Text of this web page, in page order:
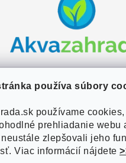
používa súbory
používame
prehliadanie webu
zlepšovali jeho
Viac informácií nájdete
servis